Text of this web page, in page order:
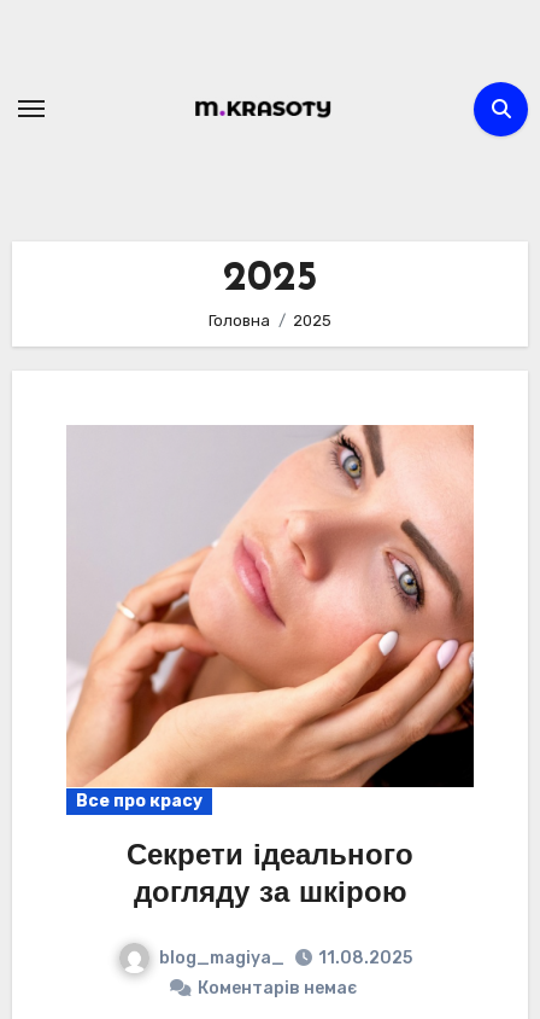
2025
Головна 2025
Все про красу
Секрети ідеального
догляду за шкірою
blog_magiya_
11.08.2025
Коментарів немає